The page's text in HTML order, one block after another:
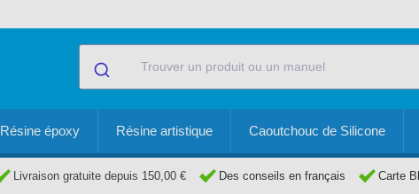
Résine époxy Résine artistique Caoutchouc de Silicone
Livraison gratuite depuis 150,00 € Des conseils en français Carte